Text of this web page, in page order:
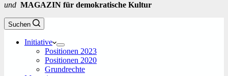
und MAGAZIN für demokratische Kultur
Suchen
Initiative
Positionen 2023
Positionen 2020
Grundrechte